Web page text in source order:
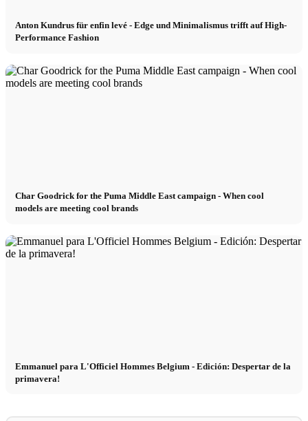
Anton Kundrus für enfin levé - Edge und Minimalismus trifft auf High-
Performance Fashion
Char Goodrick for the Puma Middle East campaign - When cool
models are meeting cool brands
Emmanuel para L'Officiel Hommes Belgium - Edición: Despertar de la
primavera!